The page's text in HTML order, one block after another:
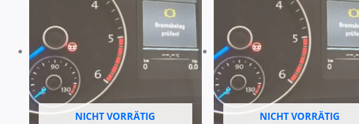
NICHT VORRÄTIG NICHT VORRÄTIG